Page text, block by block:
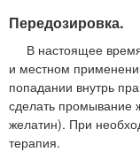
Передозировка.
В настоящее
и местном
попадании внутрь
сделать промывание
желатин). При
терапия.